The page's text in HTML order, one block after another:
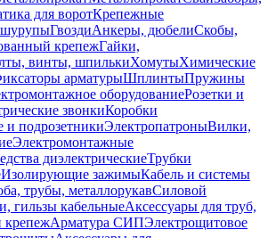
для воротКрепежные
ГвоздиАнкеры, дюбелиСкобы,
крепежГайки,
винты, шпилькиХомутыХимические
арматурыШплинтыПружины
оборудованиеРозетки и
звонкиКоробки
и подрозетникиЭлектропатроныВилки,
Электромонтажные
диэлектрическиеТрубки
Изолирующие зажимыКабель и системы
трубы, металлорукавСиловой
гильзы кабельныеАксессуары для труб,
крепежАрматура СИПЭлектрощитовое